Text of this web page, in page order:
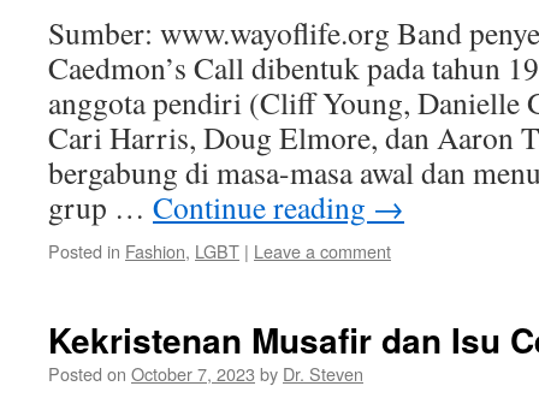
Sumber: www.wayoflife.org Band
Caedmon’s Call dibentuk pada tahun
anggota pendiri (Cliff Young, Danielle
Cari Harris, Doug Elmore, dan Aaron
bergabung di masa-masa awal dan
grup … Continue reading →
Posted in Fashion, LGBT | Leave a comment
Kekristenan Musafir dan Isu
Posted on October 7, 2023 by Dr. Steven